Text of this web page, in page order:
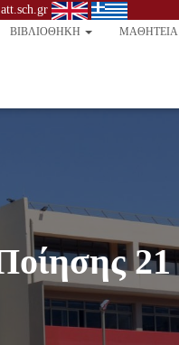
ΒΙΒΛΙΟΘΉΚΗ ΜΑΘΗΤΕΊΑ
21